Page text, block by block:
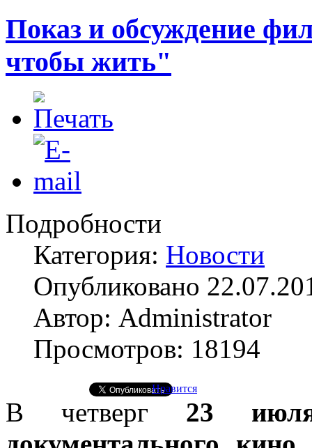
Показ и обсуждение
чтобы жить"
Подробности
Категория: Новости
Опубликовано
Автор: Administrator
Просмотров: 18194
Нравится
В четверг 23